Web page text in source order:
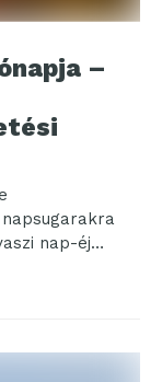
–
nap-éj